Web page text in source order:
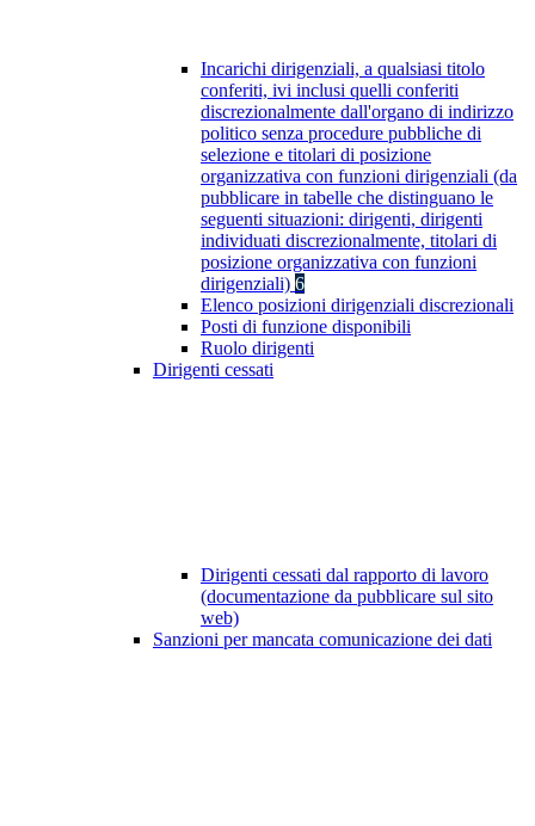
Incarichi dirigenziali, a qualsiasi titolo
conferiti, ivi inclusi quelli conferiti
discrezionalmente dall'organo di indirizzo
politico senza procedure pubbliche di
selezione e titolari di posizione
organizzativa con funzioni dirigenziali (da
pubblicare in tabelle che distinguano le
seguenti situazioni: dirigenti, dirigenti
individuati discrezionalmente, titolari di
posizione organizzativa con funzioni
dirigenziali) 6
Elenco posizioni dirigenziali discrezionali
Posti di funzione disponibili
Ruolo dirigenti
Dirigenti cessati
Dirigenti cessati dal rapporto di lavoro
(documentazione da pubblicare sul sito
web)
Sanzioni per mancata comunicazione dei dati